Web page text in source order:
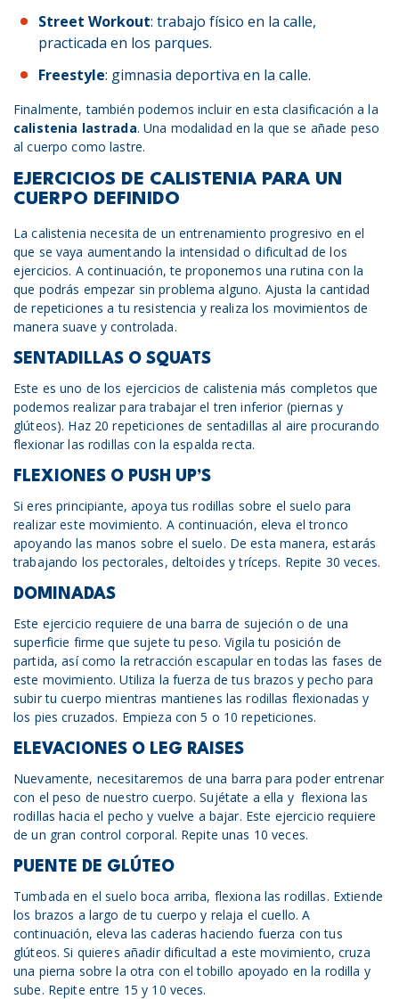
Street Workout: trabajo físico en la calle,
practicada en los parques.
Freestyle: gimnasia deportiva en la calle.
Finalmente, también podemos incluir en esta clasificación a la
calistenia lastrada. Una modalidad en la que se añade peso
al cuerpo como lastre.
EJERCICIOS DE CALISTENIA PARA UN
CUERPO DEFINIDO
La calistenia necesita de un entrenamiento progresivo en el
que se vaya aumentando la intensidad o dificultad de los
ejercicios. A continuación, te proponemos una rutina con la
que podrás empezar sin problema alguno. Ajusta la cantidad
de repeticiones a tu resistencia y realiza los movimientos de
manera suave y controlada.
SENTADILLAS O SQUATS
Este es uno de los ejercicios de calistenia más completos que
podemos realizar para trabajar el tren inferior (piernas y
glúteos). Haz 20 repeticiones de sentadillas al aire procurando
flexionar las rodillas con la espalda recta.
FLEXIONES O PUSH UP’S
Si eres principiante, apoya tus rodillas sobre el suelo para
realizar este movimiento. A continuación, eleva el tronco
apoyando las manos sobre el suelo. De esta manera, estarás
trabajando los pectorales, deltoides y tríceps. Repite 30 veces.
DOMINADAS
Este ejercicio requiere de una barra de sujeción o de una
superficie firme que sujete tu peso. Vigila tu posición de
partida, así como la retracción escapular en todas las fases de
este movimiento. Utiliza la fuerza de tus brazos y pecho para
subir tu cuerpo mientras mantienes las rodillas flexionadas y
los pies cruzados. Empieza con 5 o 10 repeticiones.
ELEVACIONES O LEG RAISES
Nuevamente, necesitaremos de una barra para poder entrenar
con el peso de nuestro cuerpo. Sujétate a ella y flexiona las
rodillas hacia el pecho y vuelve a bajar. Este ejercicio requiere
de un gran control corporal. Repite unas 10 veces.
PUENTE DE GLÚTEO
Tumbada en el suelo boca arriba, flexiona las rodillas. Extiende
los brazos a largo de tu cuerpo y relaja el cuello. A
continuación, eleva las caderas haciendo fuerza con tus
glúteos. Si quieres añadir dificultad a este movimiento, cruza
una pierna sobre la otra con el tobillo apoyado en la rodilla y
sube. Repite entre 15 y 10 veces.